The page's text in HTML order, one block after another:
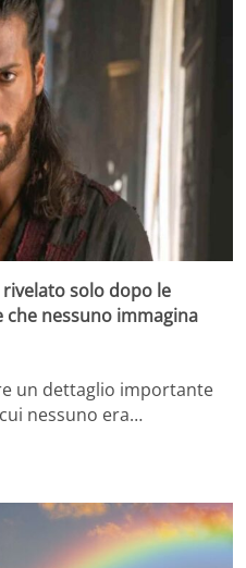
rivelato solo dopo le
nessuno immagina
un dettaglio importante
nessuno era…